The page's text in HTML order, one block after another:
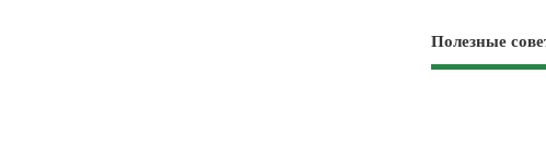
Полезные